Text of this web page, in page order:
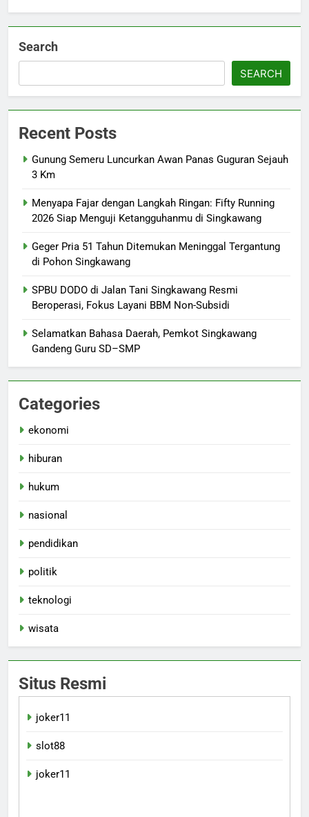
Search
SEARCH
Recent Posts
Gunung Semeru Luncurkan Awan Panas Guguran Sejauh
3 Km
Menyapa Fajar dengan Langkah Ringan: Fifty Running
2026 Siap Menguji Ketangguhanmu di Singkawang
Geger Pria 51 Tahun Ditemukan Meninggal Tergantung
di Pohon Singkawang
SPBU DODO di Jalan Tani Singkawang Resmi
Beroperasi, Fokus Layani BBM Non-Subsidi
Selamatkan Bahasa Daerah, Pemkot Singkawang
Gandeng Guru SD–SMP
Categories
ekonomi
hiburan
hukum
nasional
pendidikan
politik
teknologi
wisata
Situs Resmi
joker11
slot88
joker11